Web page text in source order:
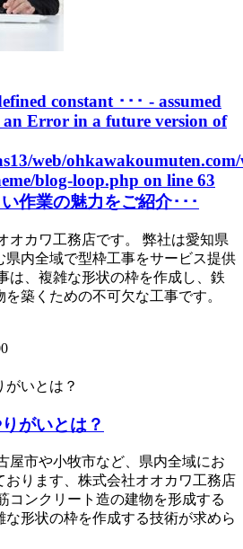
constant ･･･ - assumed
Error in a future version of
web/
blog-loop.php on line 63
作業の魅力をご紹介･･･
オカワ工務店です。 弊社は愛知県
県内全域で型枠工事をサービス提供
は、複雑な形状の枠を作成し、鉄
築くための不可欠な工事です。
がいとは？
屋市や小牧市など、県内全域にお
おります、株式会社オオカワ工務店
コンクリート造の建物を形成する
な形状の枠を作成する技術が求めら